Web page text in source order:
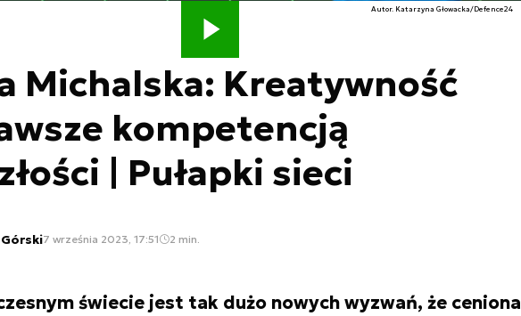
Michalska: Kreatywność
kompetencją
| Pułapki sieci
7 września 2023, 17:51 2 min.
Autor. Katarzyna Głowacka/Defence24
świecie jest tak dużo nowych wyzwań, że ceniona